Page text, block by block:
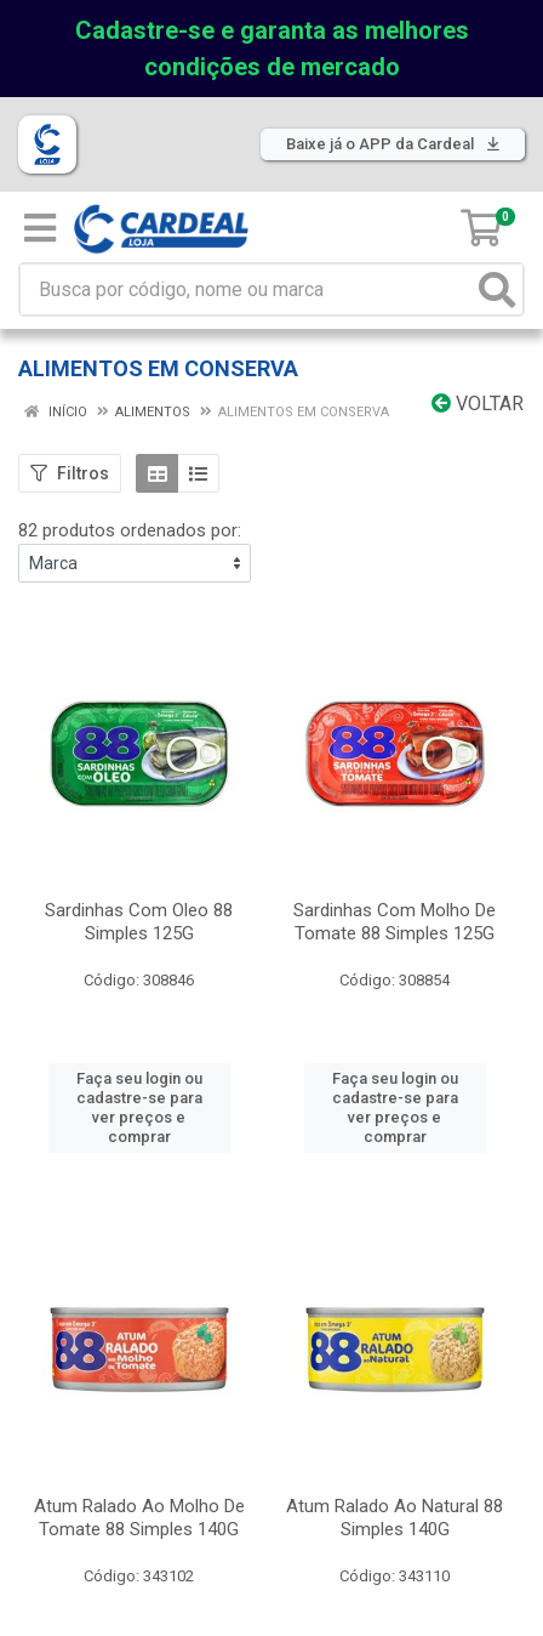
Cadastre-se e garanta as melhores
condições de mercado
Baixe já o APP da Cardeal
0
ALIMENTOS EM CONSERVA
VOLTAR
INÍCIO ALIMENTOS ALIMENTOS EM CONSERVA
Filtros
82 produtos ordenados por:
Sardinhas Com Oleo 88
Simples 125G
Código: 308846
Faça seu login ou
cadastre-se para
ver preços e
comprar
Sardinhas Com Molho De
Tomate 88 Simples 125G
Código: 308854
Faça seu login ou
cadastre-se para
ver preços e
comprar
Atum Ralado Ao Molho De
Tomate 88 Simples 140G
Código: 343102
Atum Ralado Ao Natural 88
Simples 140G
Código: 343110